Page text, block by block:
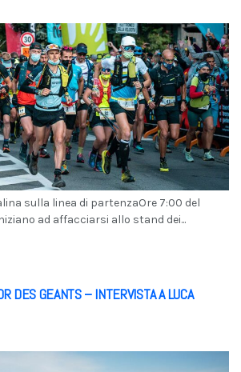
sulla linea di partenzaOre 7:00 del
ad affacciarsi allo stand dei...
DES GEANTS – INTERVISTA A LUCA